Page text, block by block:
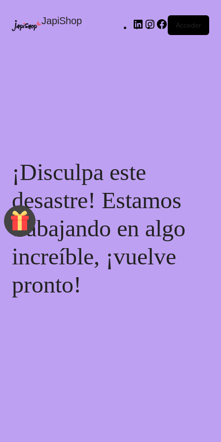
JapiShop Acceder
¡Disculpa este
desastre! Estamos
trabajando en algo
increíble, ¡vuelve
pronto!